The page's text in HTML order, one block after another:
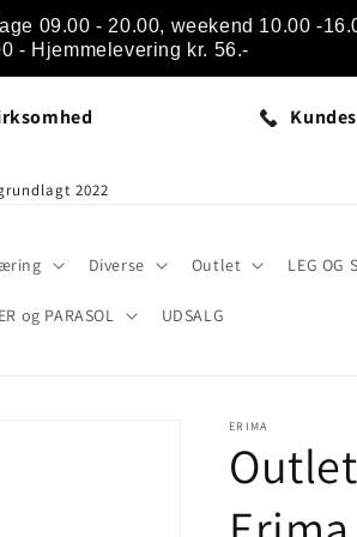
09.00 - 20.00, weekend 10.00 -
- Hjemmelevering kr. 56.-
2022
Diverse Outlet LEG OG
og PARASOL UDSALG
ERIMA